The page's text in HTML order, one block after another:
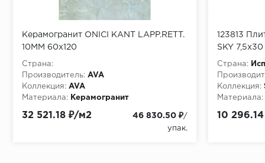
Керамогранит ONICI KANT LAPP.RETT.
10MM 60x120
Страна:
Производитель: AVA
Коллекция: AVA
Материала:
Керамогранит
32 521.18 ₽/м2 46 830.50 ₽/
упак.
123813
SKY 7,5x30
Страна:
Коллекция:
Материала:
10